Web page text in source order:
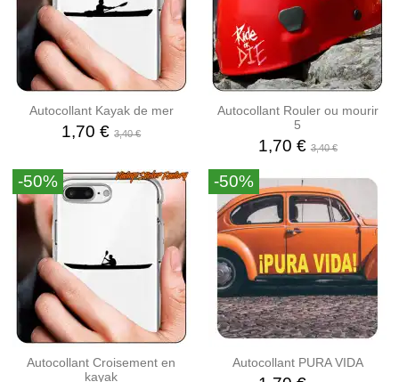
Autocollant Kayak de mer
1,70 €3,40 €
Autocollant Rouler ou mourir
5
1,70 €3,40 €
-50%
Autocollant Croisement en
kayak
-50%
Autocollant PURA VIDA